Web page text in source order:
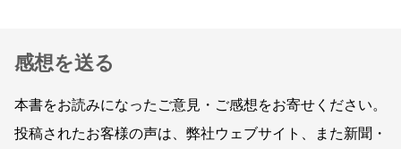
感想を送る
本書をお読みになったご意見・ご感想をお寄せください。
投稿されたお客様の声は、弊社ウェブサイト、また新聞・